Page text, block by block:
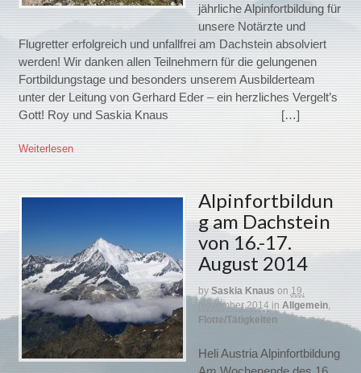
jährliche Alpinfortbildung für
unsere Notärzte und
Flugretter erfolgreich und unfallfrei am Dachstein absolviert
werden! Wir danken allen Teilnehmern für die gelungenen
Fortbildungstage und besonders unserem Ausbilderteam
unter der Leitung von Gerhard Eder – ein herzliches Vergelt’s
Gott! Roy und Saskia Knaus […]
Weiterlesen
Alpinfortbildun
g am Dachstein
von 16.-17.
August 2014
by Saskia Knaus on 19.
November 2014 in Allgemein,
Flotte/Tätigkeiten
Heli Austria Alpinfortbildung